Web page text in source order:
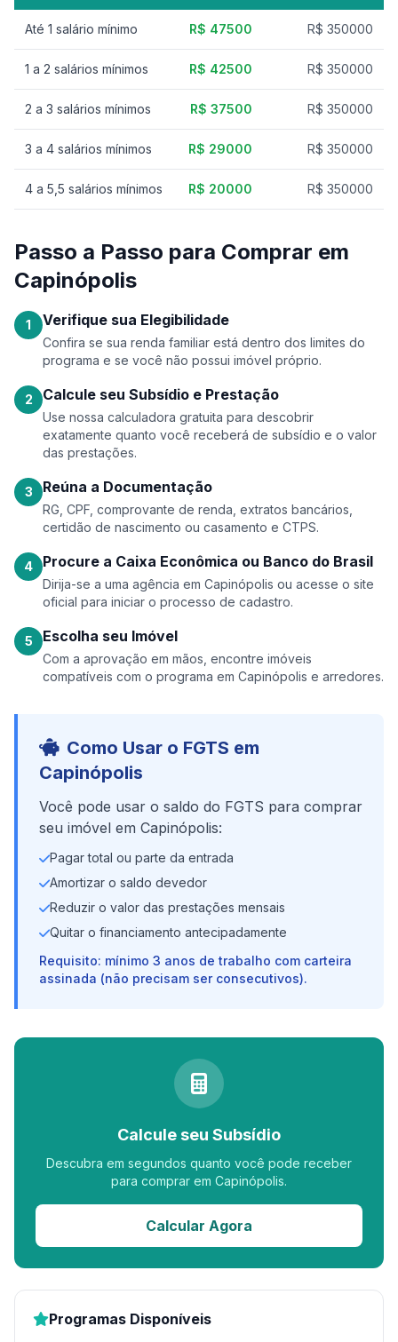
Até 1 salário mínimo R$ 47500 R$ 350000
1 a 2 salários mínimos R$ 42500 R$ 350000
2 a 3 salários mínimos R$ 37500 R$ 350000
3 a 4 salários mínimos R$ 29000 R$ 350000
4 a 5,5 salários mínimos R$ 20000 R$ 350000
Passo a Passo para Comprar em
Capinópolis
1 Verifique sua Elegibilidade
Confira se sua renda familiar está dentro dos limites do
programa e se você não possui imóvel próprio.
2 Calcule seu Subsídio e Prestação
Use nossa calculadora gratuita para descobrir
exatamente quanto você receberá de subsídio e o valor
das prestações.
3 Reúna a Documentação
RG, CPF, comprovante de renda, extratos bancários,
certidão de nascimento ou casamento e CTPS.
4 Procure a Caixa Econômica ou Banco do Brasil
Dirija-se a uma agência em Capinópolis ou acesse o site
oficial para iniciar o processo de cadastro.
5 Escolha seu Imóvel
Com a aprovação em mãos, encontre imóveis
compatíveis com o programa em Capinópolis e arredores.
Como Usar o FGTS em
Capinópolis
Você pode usar o saldo do FGTS para comprar
seu imóvel em Capinópolis:
Pagar total ou parte da entrada
Amortizar o saldo devedor
Reduzir o valor das prestações mensais
Quitar o financiamento antecipadamente
Requisito: mínimo 3 anos de trabalho com carteira
assinada (não precisam ser consecutivos).
Calcule seu Subsídio
Descubra em segundos quanto você pode receber
para comprar em Capinópolis.
Calcular Agora
Programas Disponíveis